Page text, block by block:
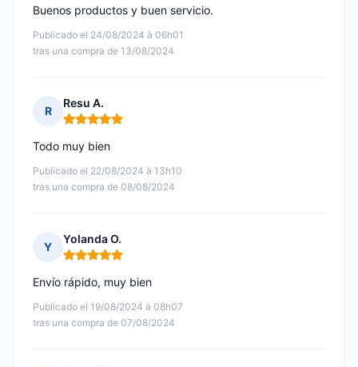
Publicado el 24/08/2024 à 06h01
tras una compra de 13/08/2024
Buenos productos y buen servicio.
R
Resu A.
Nota: 5 de 5
Publicado el 22/08/2024 à 13h10
tras una compra de 08/08/2024
Todo muy bien
Y
Yolanda O.
Nota: 5 de 5
Publicado el 19/08/2024 à 08h07
tras una compra de 07/08/2024
Envío rápido, muy bien